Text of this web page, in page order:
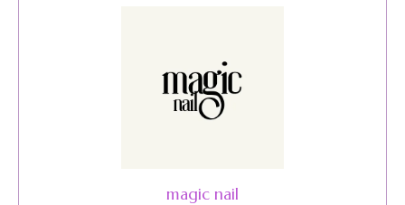
magic nail